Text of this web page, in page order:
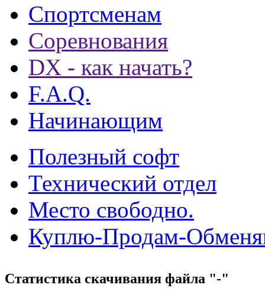
Спортсменам
Соревнования
DX - как начать?
F.A.Q.
Начинающим
Полезный софт
Технический отдел
Место свободно.
Куплю-Продам-
Статистика скачивания файла "-"